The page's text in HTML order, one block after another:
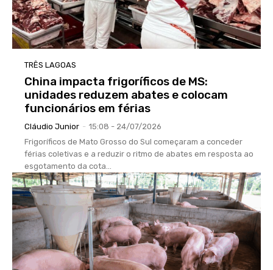
TRÊS LAGOAS
China impacta frigoríficos de MS:
unidades reduzem abates e colocam
funcionários em férias
Cláudio Junior - 15:08 - 24/07/2026
Frigoríficos de Mato Grosso do Sul começaram a conceder
férias coletivas e a reduzir o ritmo de abates em resposta ao
esgotamento da cota...